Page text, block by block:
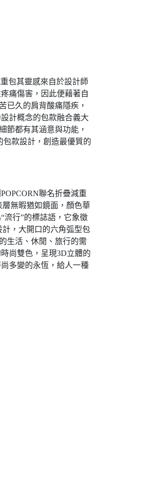
包其靈感來自於設計師
痛傷害，因此便藉著自
已久的肩背酸痛隱疾，
計概念的包款融合義大
節都有其涵意與功能，
款設計，創造最優質的
聯名折疊減重
無暇猶如鏡面，顏色華
流行”的標誌語，它象徵
，大開口的六角弧型包
生活、休閒、旅行的需
尚雙色，呈現3D立體的
多變的永恆，給人一種